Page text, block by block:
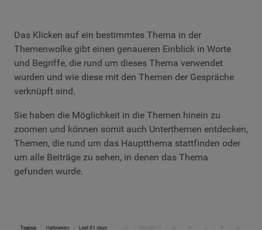
Das Klicken auf ein bestimmtes Thema in der
Themenwolke gibt einen genaueren Einblick in Worte
und Begriffe, die rund um dieses Thema verwendet
wurden und wie diese mit den Themen der Gespräche
verknüpft sind.
Sie haben die Möglichkeit in die Themen hinein zu
zoomen und können somit auch Unterthemen entdecken,
Themen, die rund um das Hauptthema stattfinden oder
um alle Beiträge zu sehen, in denen das Thema
gefunden wurde.